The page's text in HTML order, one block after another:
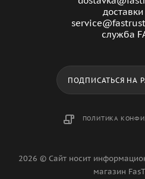
служба
ПОДПИСАТЬСЯ НА
ПОЛИТИКА
2026 © Сайт носит
магазин